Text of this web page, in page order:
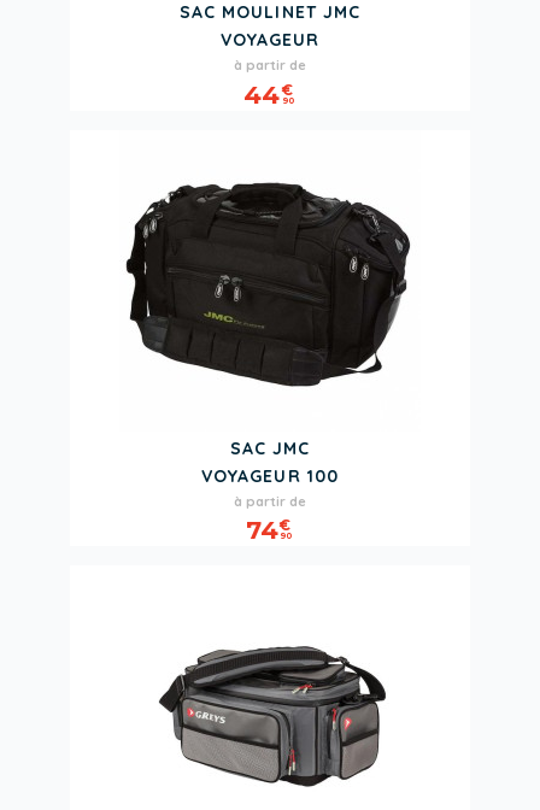
SAC MOULINET JMC
VOYAGEUR
Prix
à partir de
44€
90
SAC JMC
VOYAGEUR 100
Prix
à partir de
74€
90